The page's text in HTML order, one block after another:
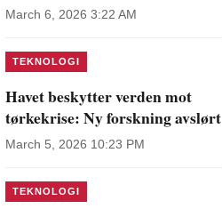
March 6, 2026 3:22 AM
TEKNOLOGI
Havet beskytter verden mot
tørkekrise: Ny forskning avslørt
March 5, 2026 10:23 PM
TEKNOLOGI